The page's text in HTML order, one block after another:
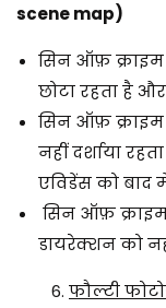
scene map)
सिन ऑफ़ क्राइम
छोटा रहता है और
सिन ऑफ़
नहीं दर्शाया
एविडेंस को बाद
सिन ऑफ़
डायरेक्शन को
6. फौल्टी